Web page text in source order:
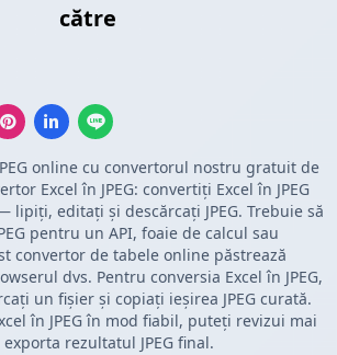
către
online cu convertorul nostru gratuit de
Excel în JPEG: convertiți Excel în JPEG
lipiți, editați și descărcați JPEG. Trebuie să
pentru un API, foaie de calcul sau
convertor de tabele online păstrează
dvs. Pentru conversia Excel în JPEG,
un fișier și copiați ieșirea JPEG curată.
în JPEG în mod fiabil, puteți revizui mai
rezultatul JPEG final.